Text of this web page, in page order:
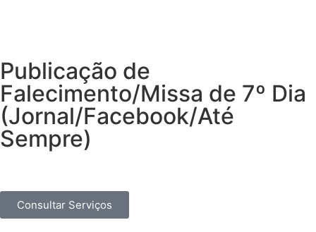
Publicação de
Falecimento/Missa de 7º Dia
(Jornal/Facebook/Até
Sempre)
Consultar Serviços